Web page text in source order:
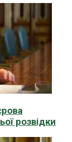
розвідки